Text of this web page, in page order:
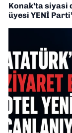
Konak’ta siyasi
üyesi YENİ